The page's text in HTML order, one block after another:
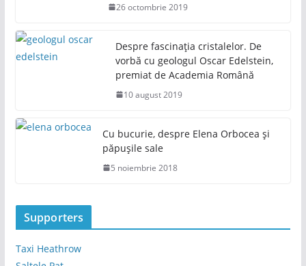
26 octombrie 2019
Despre fascinația cristalelor. De
vorbă cu geologul Oscar Edelstein,
premiat de Academia Română
10 august 2019
Cu bucurie, despre Elena Orbocea și
păpușile sale
5 noiembrie 2018
Supporters
Taxi Heathrow